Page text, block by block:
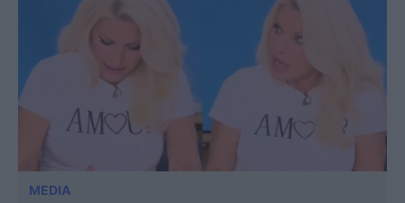
MEDIA